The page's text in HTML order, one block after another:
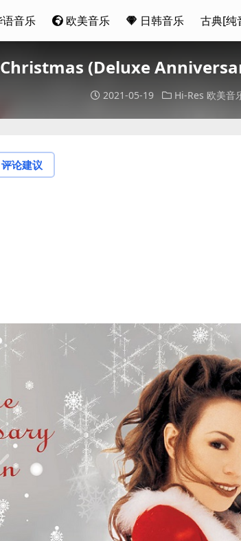
语音乐 欧美音乐 日韩音乐 古典[纯
(Deluxe
2021-05-19 Hi-Res 欧美音
评论建议